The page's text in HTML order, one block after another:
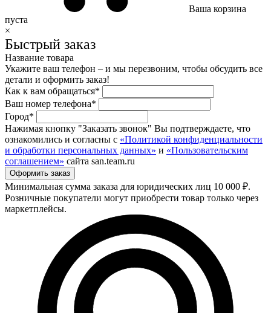
Ваша корзина
пуста
×
Быстрый заказ
Название товара
Укажите ваш телефон – и мы перезвоним, чтобы обсудить все
детали и оформить заказ!
Как к вам обращаться*
Ваш номер телефона*
Город*
Нажимая кнопку "Заказать звонок" Вы подтверждаете, что
ознакомились и согласны с «Политикой конфиденциальности
и обработки персональных данных» и «Пользовательским
соглашением» сайта san.team.ru
Минимальная сумма заказа для юридических лиц 10 000 ₽.
Розничные покупатели могут приобрести товар только через
маркетплейсы.